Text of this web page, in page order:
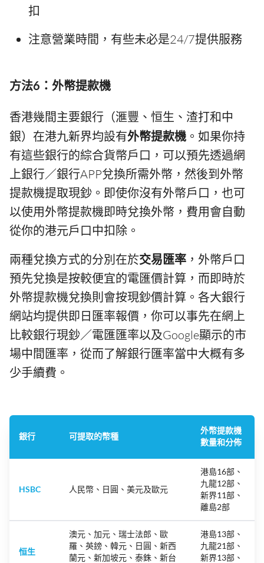
扣
注意營業時間，有些未必是24/7提供服務
方法6：外幣提款機
香港幾間主要銀行（滙豐、恒生、渣打和中
銀）在港九新界均設有外幣提款機 。如果你持
有這些銀行的綜合貨幣戶口，可以預先透過網
上銀行／銀行APP兌換所需外幣，然後到外幣
提款機提取現鈔。即使你沒有外幣戶口，也可
以使用外幣提款機即時兌換外幣，費用會自動
從你的港元戶口中扣除。
兩種兌換方式的分別在於交易匯率 ，外幣戶口
預先兌換是按較便宜的電匯價計算，而即時於
外幣提款機兌換則會按現鈔價計算。各大銀行
網站均提供即日匯率報價，你可以事先在網上
比較銀行現鈔／電匯匯率以及Google顯示的市
場中間匯率，從而了解銀行匯率當中大概有多
少手續費。
銀行 可提取的幣種
外幣提款機
數量和分佈
HSBC 人民幣、日圓、美元及歐元
港島16部、
九龍12部、
新界11部、
離島2部
恒生
澳元、加元、瑞士法郎、歐
羅、英鎊、韓元、日圓、新西
蘭元、新加坡元、泰銖、新台
港島13部、
九龍21部、
新界13部、